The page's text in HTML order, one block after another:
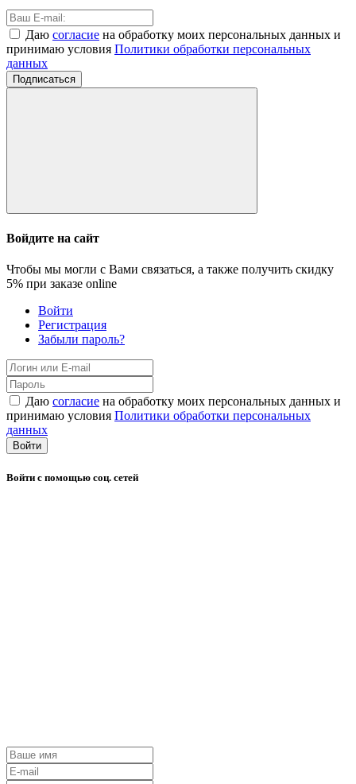
Даю согласие на обработку моих персональных данных и
принимаю условия Политики обработки персональных
данных
Подписаться
Войдите на сайт
Чтобы мы могли с Вами связаться, а также получить скидку
5% при заказе online
Войти
Регистрация
Забыли пароль?
Даю согласие на обработку моих персональных данных и
принимаю условия Политики обработки персональных
данных
Войти
Войти с помощью соц. сетей